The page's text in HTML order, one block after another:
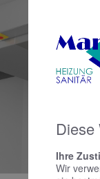
Diese
Ihre
Wir